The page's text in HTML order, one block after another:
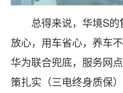
总得来说，华境S
放心，用车省心，养车
华为联合兜底，服务网
策扎实（三电终身质保